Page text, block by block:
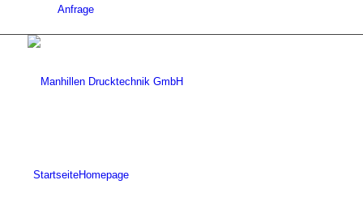
Anfrage
StartseiteHomepage